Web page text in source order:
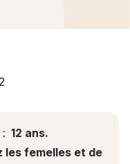
entretien, santé
12 ans.
les femelles et de